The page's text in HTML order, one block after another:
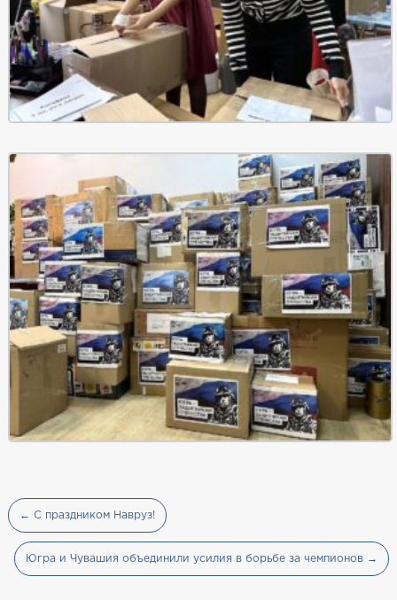
← С праздником Навруз!
Югра и Чувашия объединили усилия в борьбе за чемпионов →